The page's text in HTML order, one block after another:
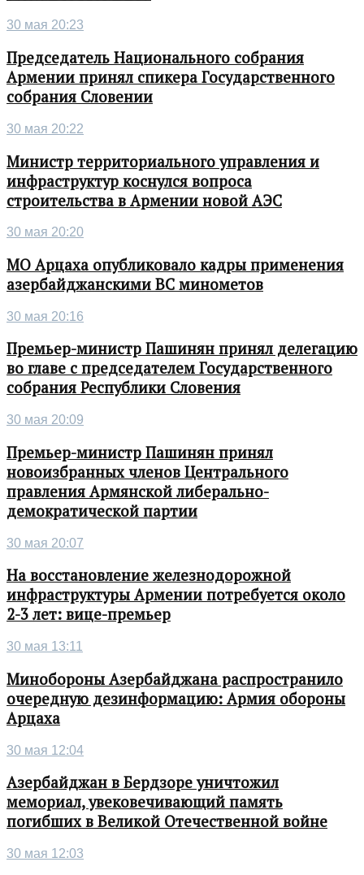
30 мая 20:23
Председатель Национального собрания
Армении принял спикера Государственного
собрания Словении
30 мая 20:22
Министр территориального управления и
инфраструктур коснулся вопроса
строительства в Армении новой АЭС
30 мая 20:20
МО Арцаха опубликовало кадры применения
азербайджанскими ВС минометов
30 мая 20:16
Премьер-министр Пашинян принял делегацию
во главе с председателем Государственного
собрания Республики Словения
30 мая 20:09
Премьер-министр Пашинян принял
новоизбранных членов Центрального
правления Армянской либерально-
демократической партии
30 мая 20:07
На восстановление железнодорожной
инфраструктуры Армении потребуется около
2-3 лет: вице-премьер
30 мая 13:11
Минобороны Азербайджана распространило
очередную дезинформацию: Армия обороны
Арцаха
30 мая 12:04
Азербайджан в Бердзоре уничтожил
мемориал, увековечивающий память
погибших в Великой Отечественной войне
30 мая 12:03